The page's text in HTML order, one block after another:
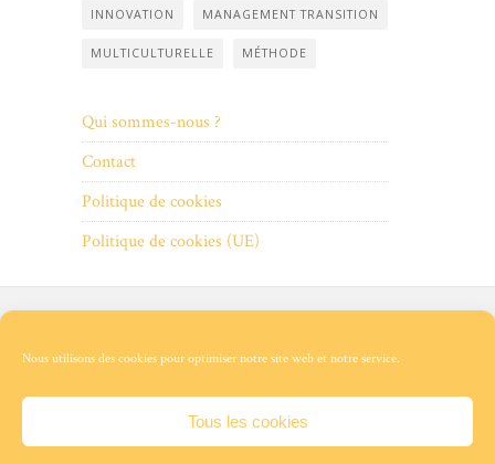
Nous utilisons des cookies pour optimiser notre site web et notre service.
Tous les cookies
INNOVATION MANAGEMENT TRANSITION
MULTICULTURELLE MÉTHODE
Qui sommes-nous ?
Contact
Politique de cookies
Politique de cookies (UE)
sommes-
de
de
(UE)